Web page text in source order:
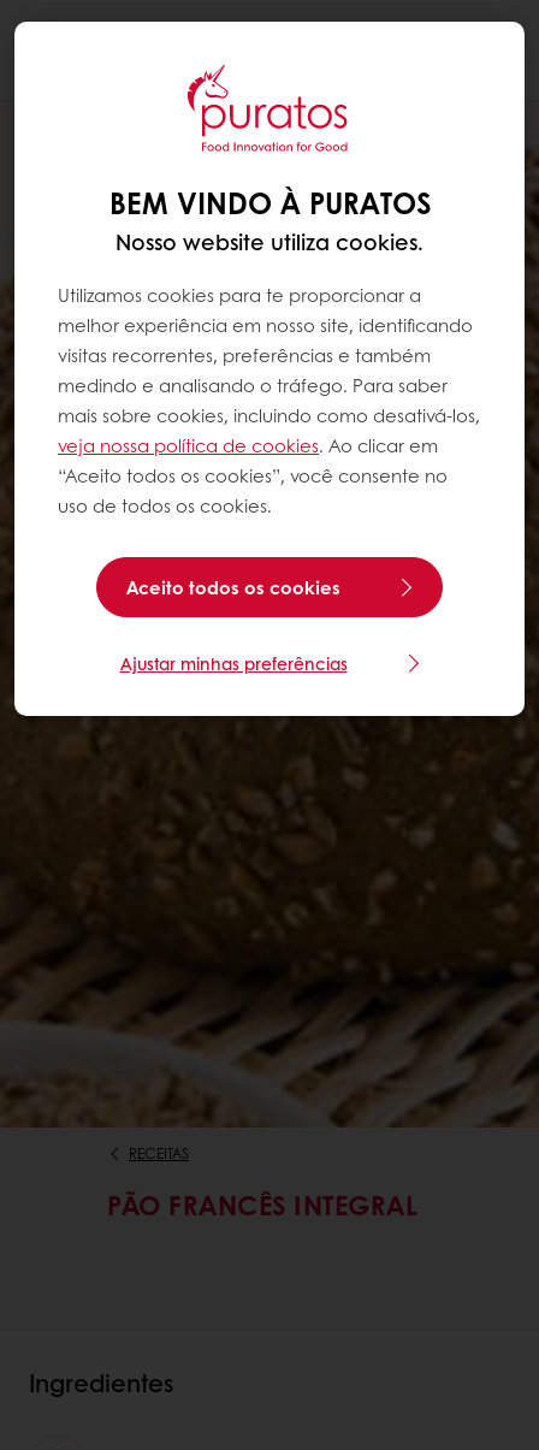
RECEITAS
PÃO FRANCÊS INTEGRAL
Ingredientes
BEM VINDO À PURATOS
Nosso website utiliza cookies.
Utilizamos cookies para te proporcionar a
melhor experiência em nosso site, identificando
visitas recorrentes, preferências e também
medindo e analisando o tráfego. Para saber
mais sobre cookies, incluindo como desativá-los,
veja nossa política de cookies. Ao clicar em
“Aceito todos os cookies”, você consente no
uso de todos os cookies.
Aceito todos os cookies
Ajustar minhas preferências